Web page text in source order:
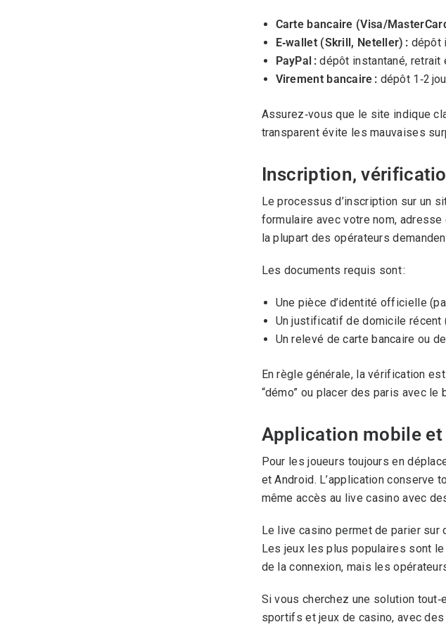
Carte bancaire (Visa/
E‑wallet (Skrill, Neteller) : dépôt
PayPal :dépôt instantané, retrait
Virement bancaire : dépôt 1‑2
Assurez‑vous que le site indique
transparent évite les mauvaises
Inscription,
Le processus d’inscription sur un
formulaire avec votre nom,
la plupart des opérateurs
Les documents requis sont :
Une pièce d’identité officielle
Un justificatif de domicile récent
Un relevé de carte bancaire ou
En règle générale, la vérification
“démo” ou placer des paris avec
Application mobile
Pour les joueurs toujours en
et Android. L’application conserve
même accès au live casino avec
Le live casino permet de parier
Les jeux les plus populaires sont
de la connexion, mais les
Si vous cherchez une solution
sportifs et jeux de casino, avec